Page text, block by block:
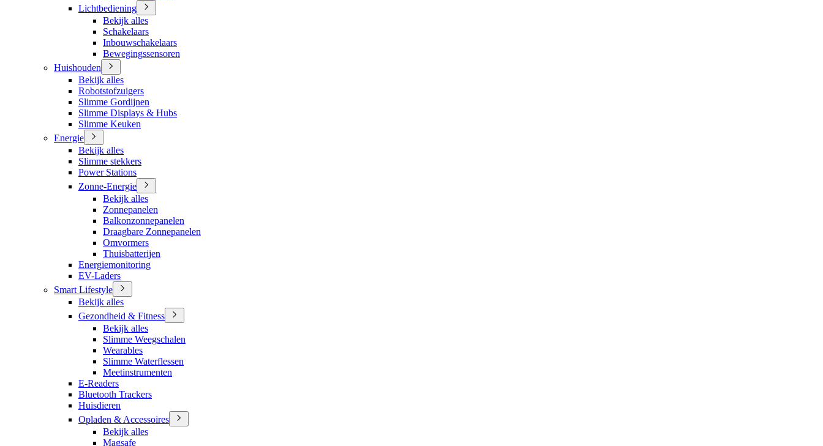
Lichtbediening
Bekijk alles
Schakelaars
Inbouwschakelaars
Bewegingssensoren
Huishouden
Bekijk alles
Robotstofzuigers
Slimme Gordijnen
Slimme Displays & Hubs
Slimme Keuken
Energie
Bekijk alles
Slimme stekkers
Power Stations
Zonne-Energie
Bekijk alles
Zonnepanelen
Balkonzonnepanelen
Draagbare Zonnepanelen
Omvormers
Thuisbatterijen
Energiemonitoring
EV-Laders
Smart Lifestyle
Bekijk alles
Gezondheid & Fitness
Bekijk alles
Slimme Weegschalen
Wearables
Slimme Waterflessen
Meetinstrumenten
E-Readers
Bluetooth Trackers
Huisdieren
Opladen & Accessoires
Bekijk alles
Magsafe